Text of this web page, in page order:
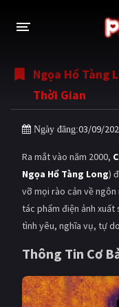
THỂ LOẠI
Thần thoại - Cổ trang
Tâm lý
Võ thuật - Kiếm hiệp
Kinh dị
Phiêu lưu
Viễn tưởng
Hoạt hình
Tình cảm - Lãng mạn
Ngọa Hổ Tàng
Thời Gian
Ngày đăng:03/09/
Ra mắt vào năm 2000,
Ngọa Hổ Tàng Long)
vỡ mọi rào cản về
tác phẩm điện ảnh
tình yêu, nghĩa vụ, tự
Thông Tin Cơ